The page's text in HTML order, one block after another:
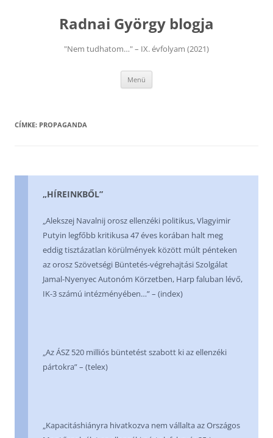
Radnai György blogja
"Nem tudhatom…" – IX. évfolyam (2021)
Menü
CÍMKE: PROPAGANDA
„HÍREINKBŐL”
„Alekszej Navalnij orosz ellenzéki politikus, Vlagyimir
Putyin legfőbb kritikusa 47 éves korában halt meg
eddig tisztázatlan körülmények között múlt pénteken
az orosz Szövetségi Büntetés-végrehajtási Szolgálat
Jamal-Nyenyec Autonóm Körzetben, Harp faluban lévő,
IK-3 számú intézményében…” – (index)
„Az ÁSZ 520 milliós büntetést szabott ki az ellenzéki
pártokra” – (telex)
„Kapacitáshiányra hivatkozva nem vállalta az Országos